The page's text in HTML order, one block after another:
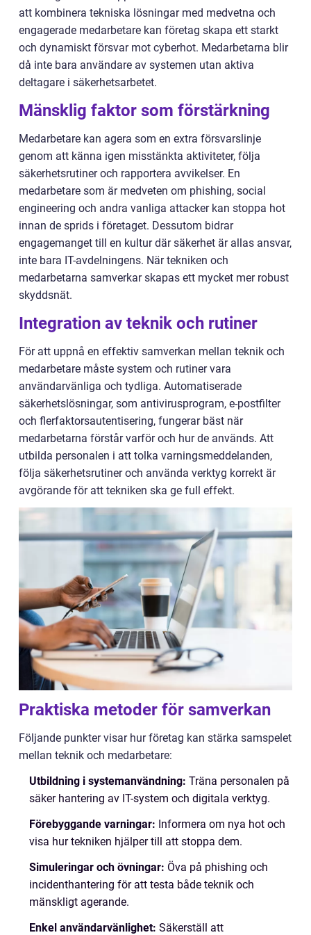
att kombinera tekniska lösningar med medvetna och
engagerade medarbetare kan företag skapa ett starkt
och dynamiskt försvar mot cyberhot. Medarbetarna blir
då inte bara användare av systemen utan aktiva
deltagare i säkerhetsarbetet.
Mänsklig faktor som förstärkning
Medarbetare kan agera som en extra försvarslinje
genom att känna igen misstänkta aktiviteter, följa
säkerhetsrutiner och rapportera avvikelser. En
medarbetare som är medveten om phishing, social
engineering och andra vanliga attacker kan stoppa hot
innan de sprids i företaget. Dessutom bidrar
engagemanget till en kultur där säkerhet är allas ansvar,
inte bara IT-avdelningens. När tekniken och
medarbetarna samverkar skapas ett mycket mer robust
skyddsnät.
Integration av teknik och rutiner
För att uppnå en effektiv samverkan mellan teknik och
medarbetare måste system och rutiner vara
användarvänliga och tydliga. Automatiserade
säkerhetslösningar, som antivirusprogram, e-postfilter
och flerfaktorsautentisering, fungerar bäst när
medarbetarna förstår varför och hur de används. Att
utbilda personalen i att tolka varningsmeddelanden,
följa säkerhetsrutiner och använda verktyg korrekt är
avgörande för att tekniken ska ge full effekt.
Praktiska metoder för samverkan
Följande punkter visar hur företag kan stärka samspelet
mellan teknik och medarbetare:
Utbildning i systemanvändning: Träna personalen på
säker hantering av IT-system och digitala verktyg.
Förebyggande varningar: Informera om nya hot och
visa hur tekniken hjälper till att stoppa dem.
Simuleringar och övningar: Öva på phishing och
incidenthantering för att testa både teknik och
mänskligt agerande.
Enkel användarvänlighet: Säkerställ att